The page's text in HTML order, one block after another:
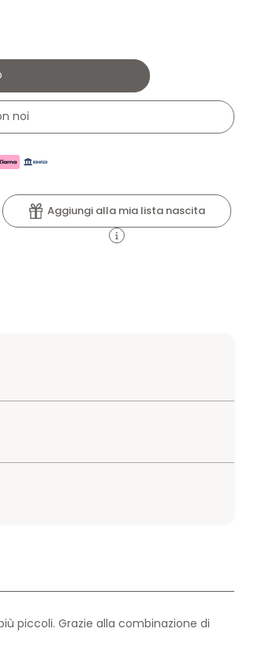
noi
Aggiungi alla mia lista nascita
piccoli. Grazie alla combinazione di